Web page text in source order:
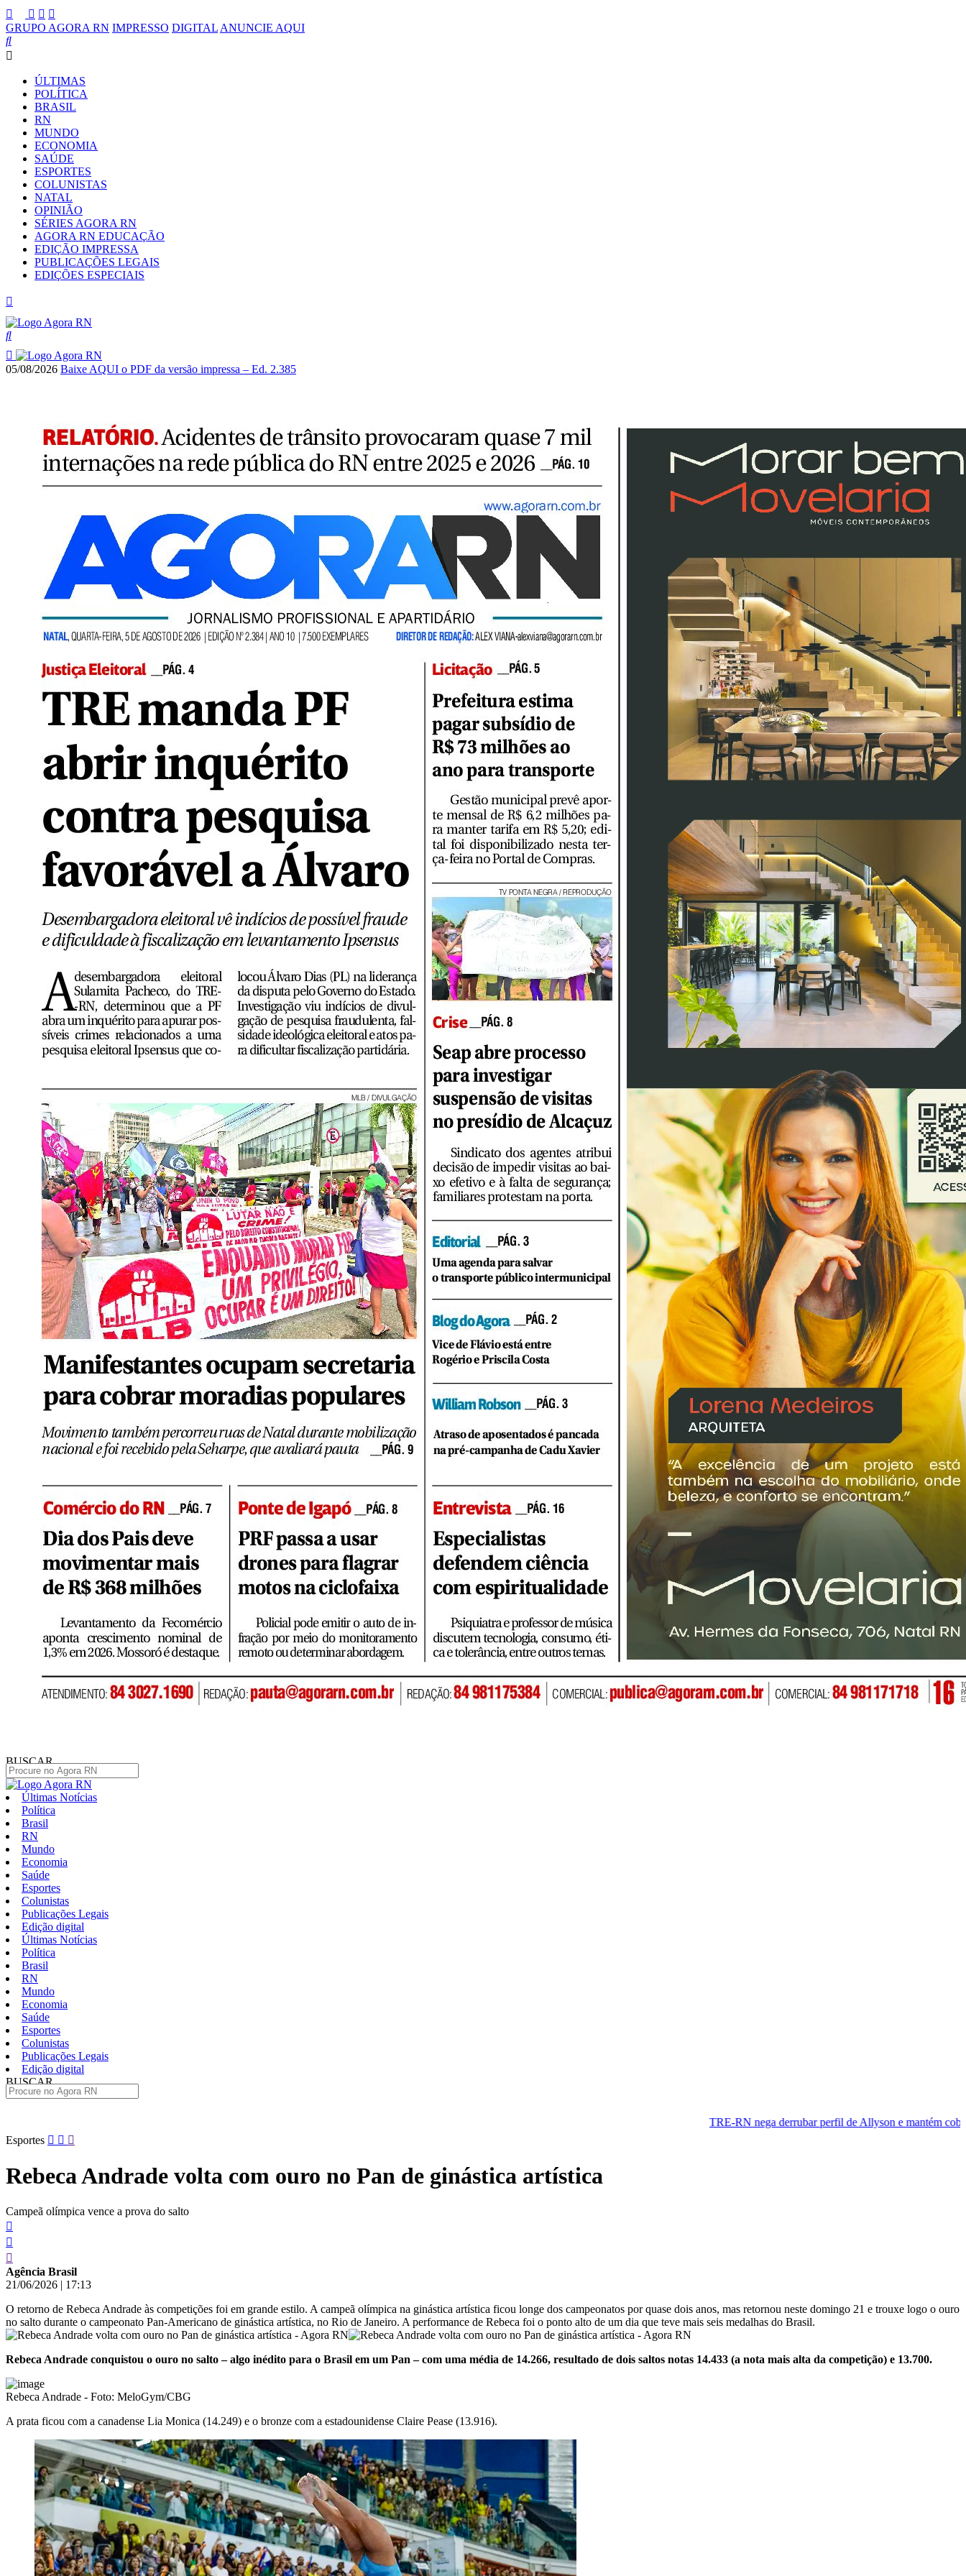
GRUPO AGORA RN IMPRESSO DIGITAL ANUNCIE AQUI
ÚLTIMAS
POLÍTICA
BRASIL
RN
MUNDO
ECONOMIA
SAÚDE
ESPORTES
COLUNISTAS
NATAL
OPINIÃO
SÉRIES AGORA RN
AGORA RN EDUCAÇÃO
EDIÇÃO IMPRESSA
PUBLICAÇÕES LEGAIS
EDIÇÕES ESPECIAIS
05/08/2026 Baixe AQUI o PDF da versão impressa – Ed. 2.385
BUSCAR
Últimas Notícias
Política
Brasil
RN
Mundo
Economia
Saúde
Esportes
Colunistas
Publicações Legais
Edição digital
Últimas Notícias
Política
Brasil
RN
Mundo
Economia
Saúde
Esportes
Colunistas
Publicações Legais
Edição digital
BUSCAR
TRE-RN nega derrubar perfil de Allyson e mantém cobertura da
Pular
para
conteúdo
Esportes
Rebeca Andrade volta com ouro no Pan de ginástica artística
Campeã olímpica vence a prova do salto
Agência Brasil
21/06/2026 | 17:13
O retorno de Rebeca Andrade às competições foi em grande estilo. A campeã olímpica na ginástica artística ficou longe dos campeonatos por quase dois anos, mas retornou neste domingo 21 e trouxe logo o ouro
no salto durante o campeonato Pan-Americano de ginástica artística, no Rio de Janeiro. A performance de Rebeca foi o ponto alto de um dia que teve mais seis medalhas do Brasil.
Rebeca Andrade conquistou o ouro no salto – algo inédito para o Brasil em um Pan – com uma média de 14.266, resultado de dois saltos notas 14.433 (a nota mais alta da competição) e 13.700.
Rebeca Andrade - Foto: MeloGym/CBG
A prata ficou com a canadense Lia Monica (14.249) e o bronze com a estadounidense Claire Pease (13.916).